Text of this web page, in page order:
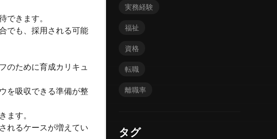
きます。
でも、採用される可能
のために育成カリキュ
を吸収できる準備が整
す。
れるケースが増えてい
実務経験
福祉
資格
転職
離職率
タグ